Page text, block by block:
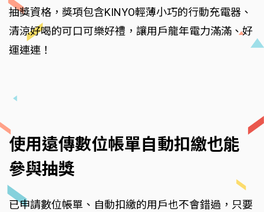
抽獎資格，獎項包含KINYO輕薄小巧的行動充電器、
清涼好喝的可口可樂好禮，讓用戶龍年電力滿滿、好
運連連！
使用遠傳數位帳單自動扣繳也能
參與抽獎
已申請數位帳單、自動扣繳的用戶也不會錯過，只要